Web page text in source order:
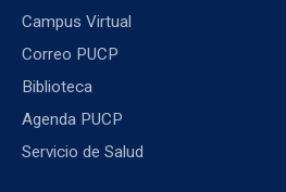
Campus Virtual
Correo PUCP
Biblioteca
Agenda PUCP
Servicio de Salud